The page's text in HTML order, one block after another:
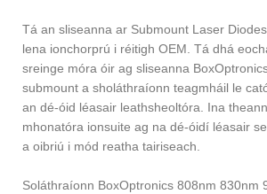
Tá an sliseanna ar Submount Laser
lena ionchorprú i réitigh OEM. Tá dhá
sreinge móra óir ag sliseanna
submount a sholáthraíonn teagmháil le
an dé-óid léasair leathsheoltóra. Ina
mhonatóra ionsuite ag na dé-óidí léasair
a oibriú i mód reatha tairiseach.
Soláthraíonn BoxOptronics 808nm 830nm